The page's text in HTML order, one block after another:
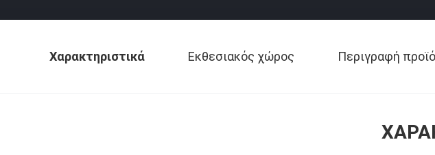
Χαρακτηριστικά Εκθεσιακός χώρος Περιγραφή